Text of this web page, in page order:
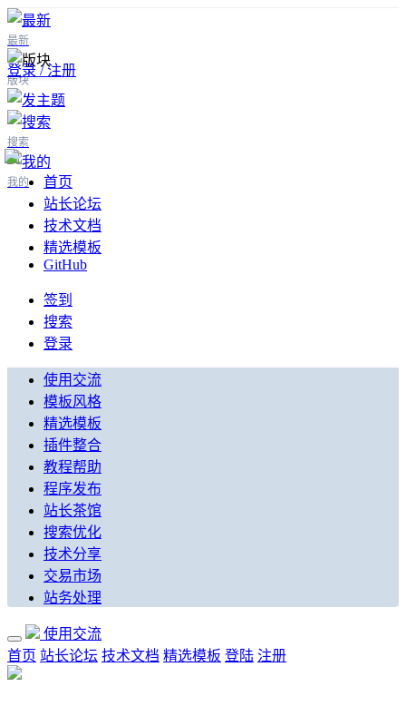
最新
版块
搜索
我的
登录 / 注册
首页
站长论坛
技术文档
精选模板
GitHub
签到
搜索
登录
使用交流
模板风格
精选模板
插件整合
教程帮助
程序发布
站长茶馆
搜索优化
技术分享
交易市场
站务处理
使用交流
首页 站长论坛 技术文档 精选模板 登陆 注册